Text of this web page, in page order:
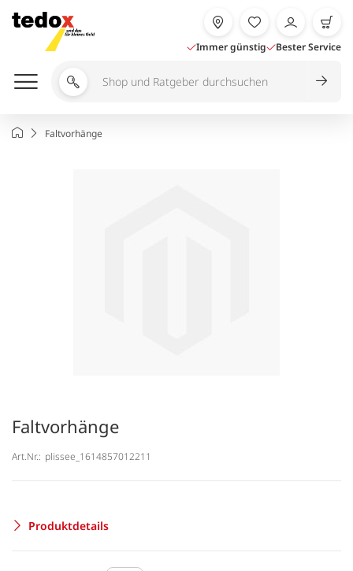
Inhalt
springen
Immer günstig Bester Service
Shop
durchsuchen
StartseiteFaltvorhänge
Faltvorhänge
Art.Nr.: plissee_1614857012211
Produktdetails